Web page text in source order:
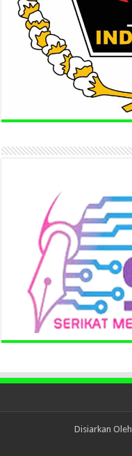
Disiarkan Oleh